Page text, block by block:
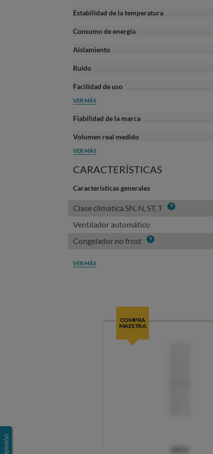
Estabilidad de la temperatura
Consumo de energía
Aislamiento
Ruido
Facilidad de uso
VER MÁS
Fiabilidad de la marca
Volumen real medido
VER MÁS
CARACTERÍSTICAS
Características generales
Clase climática SN, N, ST, T Info
Ventilador automático
Congelador no frost Info
VER MÁS
COMPRA
MAESTRA